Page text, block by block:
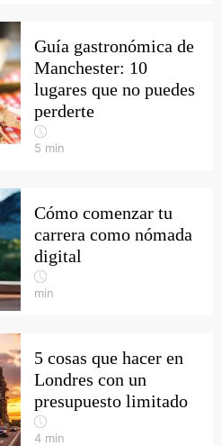
Guía gastronómica de
Manchester: 10
lugares que no puedes
perderte
5 min
Cómo comenzar tu
carrera como nómada
digital
min
5 cosas que hacer en
Londres con un
presupuesto limitado
4 min